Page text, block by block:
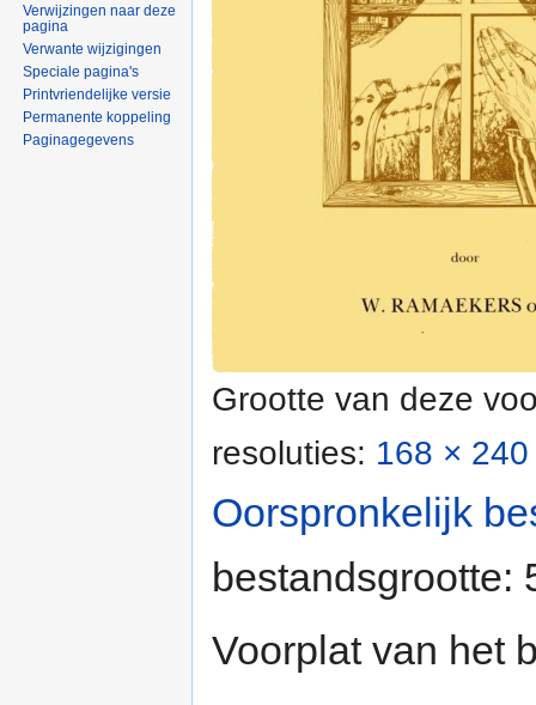
Grootte van deze
resoluties: 168 ×
Oorspronkelijk
bestandsgrootte:
Voorplat van het
Verwijzingen naar deze
pagina
Verwante wijzigingen
Speciale pagina's
Printvriendelijke versie
Permanente koppeling
Paginagegevens